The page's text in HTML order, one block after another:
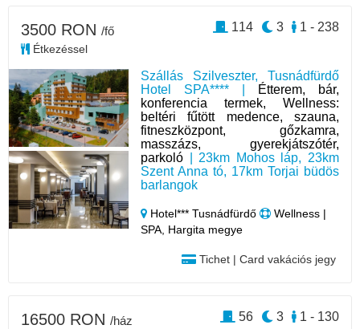
Szállás Szilveszter, Tusnádfürdő
Hotel SPA**** |
Étterem, bár,
konferencia termek, Wellness:
beltéri fűtött medence, szauna,
fitneszközpont, gőzkamra,
masszázs, gyerekjátszótér,
parkoló | 23km Mohos láp, 23km
Szent Anna tó, 17km Torjai büdös
barlangok
Hotel*** Tusnádfürdő
Wellness |
SPA, Hargita megye
Tichet | Card vakációs jegy
3500 RON /fő
Étkezéssel
1 - 238
3
114
16500 RON /ház 1 - 130
3
56